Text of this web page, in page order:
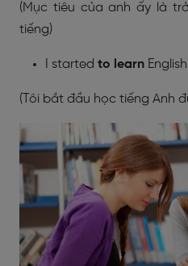
(Mục tiêu của anh ấy là
tiếng)
I started to learn
(Tôi bắt đầu học tiếng Anh